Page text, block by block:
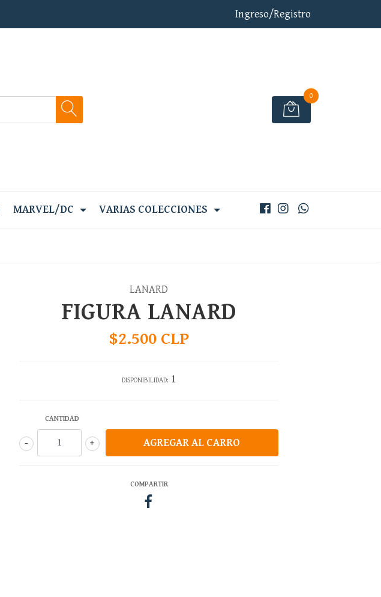
Ingreso/Registro
0
MARVEL/DC VARIAS COLECCIONES
LANARD
FIGURA LANARD
$2.500 CLP
DISPONIBILIDAD: 1
CANTIDAD
+
-
COMPARTIR